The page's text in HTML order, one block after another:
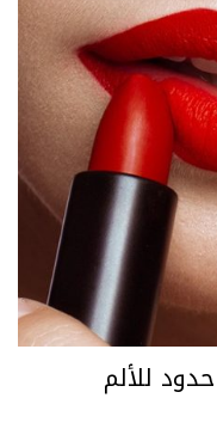
للألم